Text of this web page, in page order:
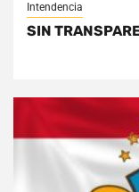
Intendencia
SIN